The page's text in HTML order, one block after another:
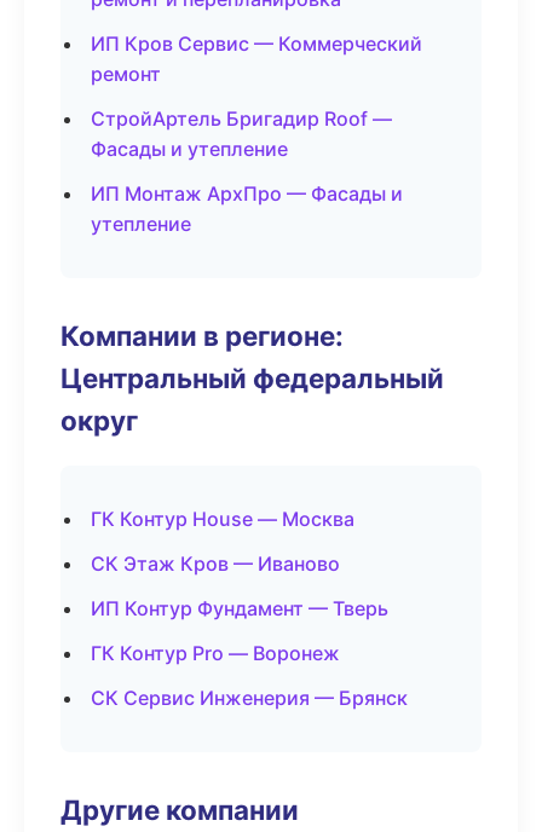
ИП Кров Сервис — Коммерческий
ремонт
СтройАртель Бригадир Roof —
Фасады и утепление
ИП Монтаж АрхПро — Фасады и
утепление
Компании в регионе:
Центральный федеральный
округ
ГК Контур House — Москва
СК Этаж Кров — Иваново
ИП Контур Фундамент — Тверь
ГК Контур Pro — Воронеж
СК Сервис Инженерия — Брянск
Другие компании